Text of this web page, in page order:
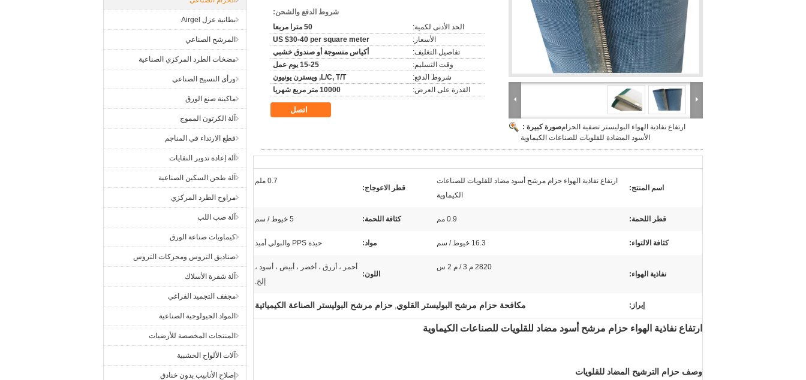
بطانية عزل Airgel
المرشح الصناعي
مضخات الطرد المركزي الصناعية
ورأى النسيج الصناعي
ماكينة صنع الورق
آلة الكرتون المموج
قطع الارتداء في المناجم
آلة إعادة تدوير النفايات
آلة طحن السكين الصناعية
مراوح الطرد المركزي
آلة صب اللب
كيماويات صناعة الورق
صناديق التروس ومحركات التروس
آلة شفرة الأسلاك
مجفف التجميد الفراغي
المواد الجيولوجية الصناعية
المنتجات المخصصة للأرضيات
آلات الألواح الخشبية
إصلاح الأنابيب بدون خنادق
صورة كبيرة :ارتفاع نفاذية الهواء البوليستر تصفية الحزام
الأسود المضادة للقلويات للصناعات الكيماوية
شروط الدفع والشحن:
الحد الأدنى لكمية:
50 مترا مربعا
الأسعار:
US $30-40 per square meter
تفاصيل التغليف:
أكياس منسوجة أو صندوق خشبي
وقت التسليم:
15-25 يوم عمل
شروط الدفع:
L/C, T/T, ويسترن يونيون
القدرة على العرض:
10000 متر مربع شهريا
اتصل
اسم المنتج:
ارتفاع نفاذية الهواء حزام مرشح أسود مضاد للقلويات للصناعات
الكيماوية
قطر الاعوجاج:
0.7 ملم
قطر اللحمة: 0.9 مم كثافة اللحمة: 5 خيوط / سم
كثافة الالتواء: 16.3 خيوط / سم مواد: حيدة PPS والبولي أميد
نفاذية الهواء:
2820 م 3 / م 2 س
اللون:
أحمر ، أزرق ، أخضر ، أبيض ، أسود ،
إلخ.
إبراز: مكافحة حزام مرشح البوليستر القلوي, حزام مرشح البوليستر الصناعة الكيميائية
ارتفاع نفاذية الهواء حزام مرشح أسود مضاد للقلويات للصناعات الكيماوية
وصف حزام الترشيح المضاد للقلويات